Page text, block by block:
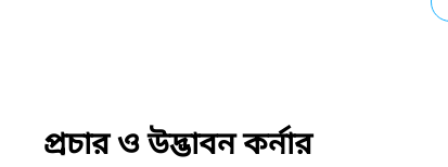
প্রচার ও উদ্ভাবন কর্নার